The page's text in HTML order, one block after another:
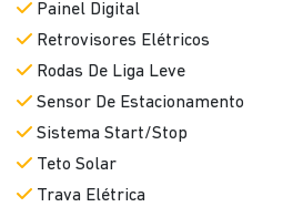
Painel Digital
Retrovisores Elétricos
Rodas De Liga Leve
Sensor De Estacionamento
Sistema Start/Stop
Teto Solar
Trava Elétrica